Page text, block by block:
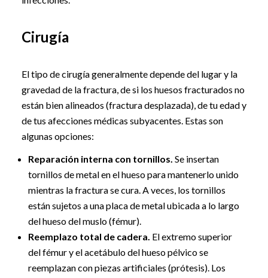
Cirugía
El tipo de cirugía generalmente depende del lugar y la
gravedad de la fractura, de si los huesos fracturados no
están bien alineados (fractura desplazada), de tu edad y
de tus afecciones médicas subyacentes. Estas son
algunas opciones:
Reparación interna con tornillos. Se insertan
tornillos de metal en el hueso para mantenerlo unido
mientras la fractura se cura. A veces, los tornillos
están sujetos a una placa de metal ubicada a lo largo
del hueso del muslo (fémur).
Reemplazo total de cadera. El extremo superior
del fémur y el acetábulo del hueso pélvico se
reemplazan con piezas artificiales (prótesis). Los